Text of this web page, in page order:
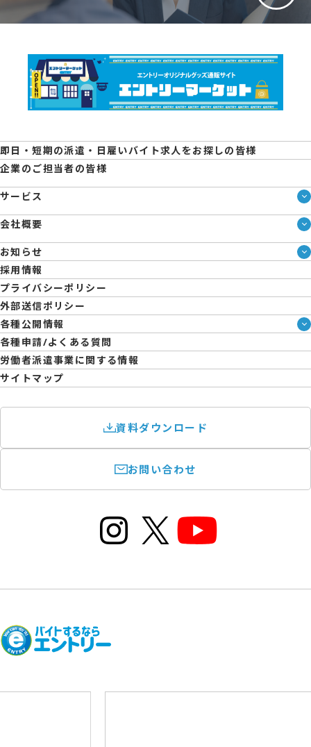
即日・短期の派遣・日雇いバイト求人をお探しの皆様
企業のご担当者の皆様
サービス
サービス一覧
即日・単発のバイト探しは「スマジョブ」
エントリーマーケット
会社概要
会社概要
メディア情報
人材派遣について
コーポレートガバナンス
拠点一覧
日雇派遣の原則禁止について
エントリーのサポートについて
お知らせ
ブログ
企業様向けお役立ちブログ
採用情報
プライバシーポリシー
外部送信ポリシー
各種公開情報
ハラスメント防止・対策方針
育児休業取得率および職場復帰率報告書
各種申請/よくある質問
労働者派遣事業に関する情報
サイトマップ
資料ダウンロード
お問い合わせ